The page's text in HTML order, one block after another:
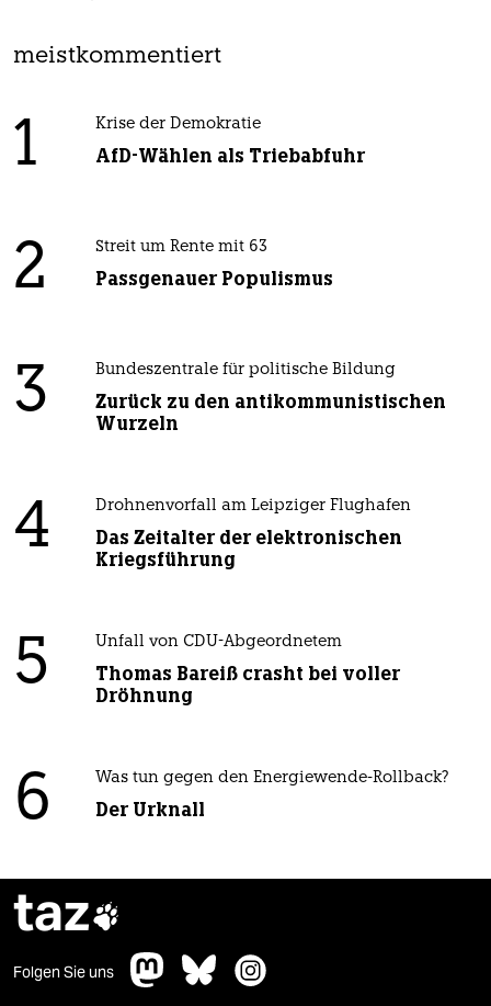
meistkommentiert
1 Krise der Demokratie
AfD-Wählen als Triebabfuhr
2 Streit um Rente mit 63
Passgenauer Populismus
3 Bundeszentrale für politische Bildung
Zurück zu den antikommunistischen
Wurzeln
4 Drohnenvorfall am Leipziger Flughafen
Das Zeitalter der elektronischen
Kriegsführung
5 Unfall von CDU-Abgeordnetem
Thomas Bareiß crasht bei voller
Dröhnung
6 Was tun gegen den Energiewende-Rollback?
Der Urknall
taz
Folgen Sie uns